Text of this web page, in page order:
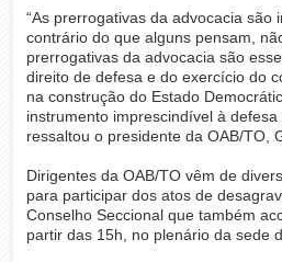
“As prerrogativas da advocacia são
contrário do que alguns pensam,
prerrogativas da advocacia são
direito de defesa e do exercício do
na construção do Estado
instrumento imprescindível à defesa
ressaltou o presidente da OAB/TO,
Dirigentes da OAB/TO vêm de
para participar dos atos de
Conselho Seccional que também
partir das 15h, no plenário da sede